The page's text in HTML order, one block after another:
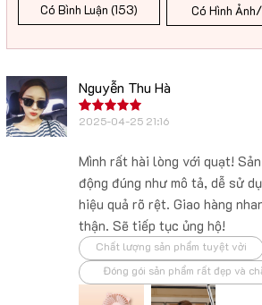
Có Bình Luận (153) Có Hình
Nguyễn Thu Hà
2025-04-25 21:16
Mình rất hài lòng với quạt!
động đúng như mô tả, dễ sử
hiệu quả rõ rệt. Giao hàng
thận. Sẽ tiếp tục ủng hộ!
Chất lượng sản phẩm tuyệt vời
Đóng gói sản phẩm rất đẹp và